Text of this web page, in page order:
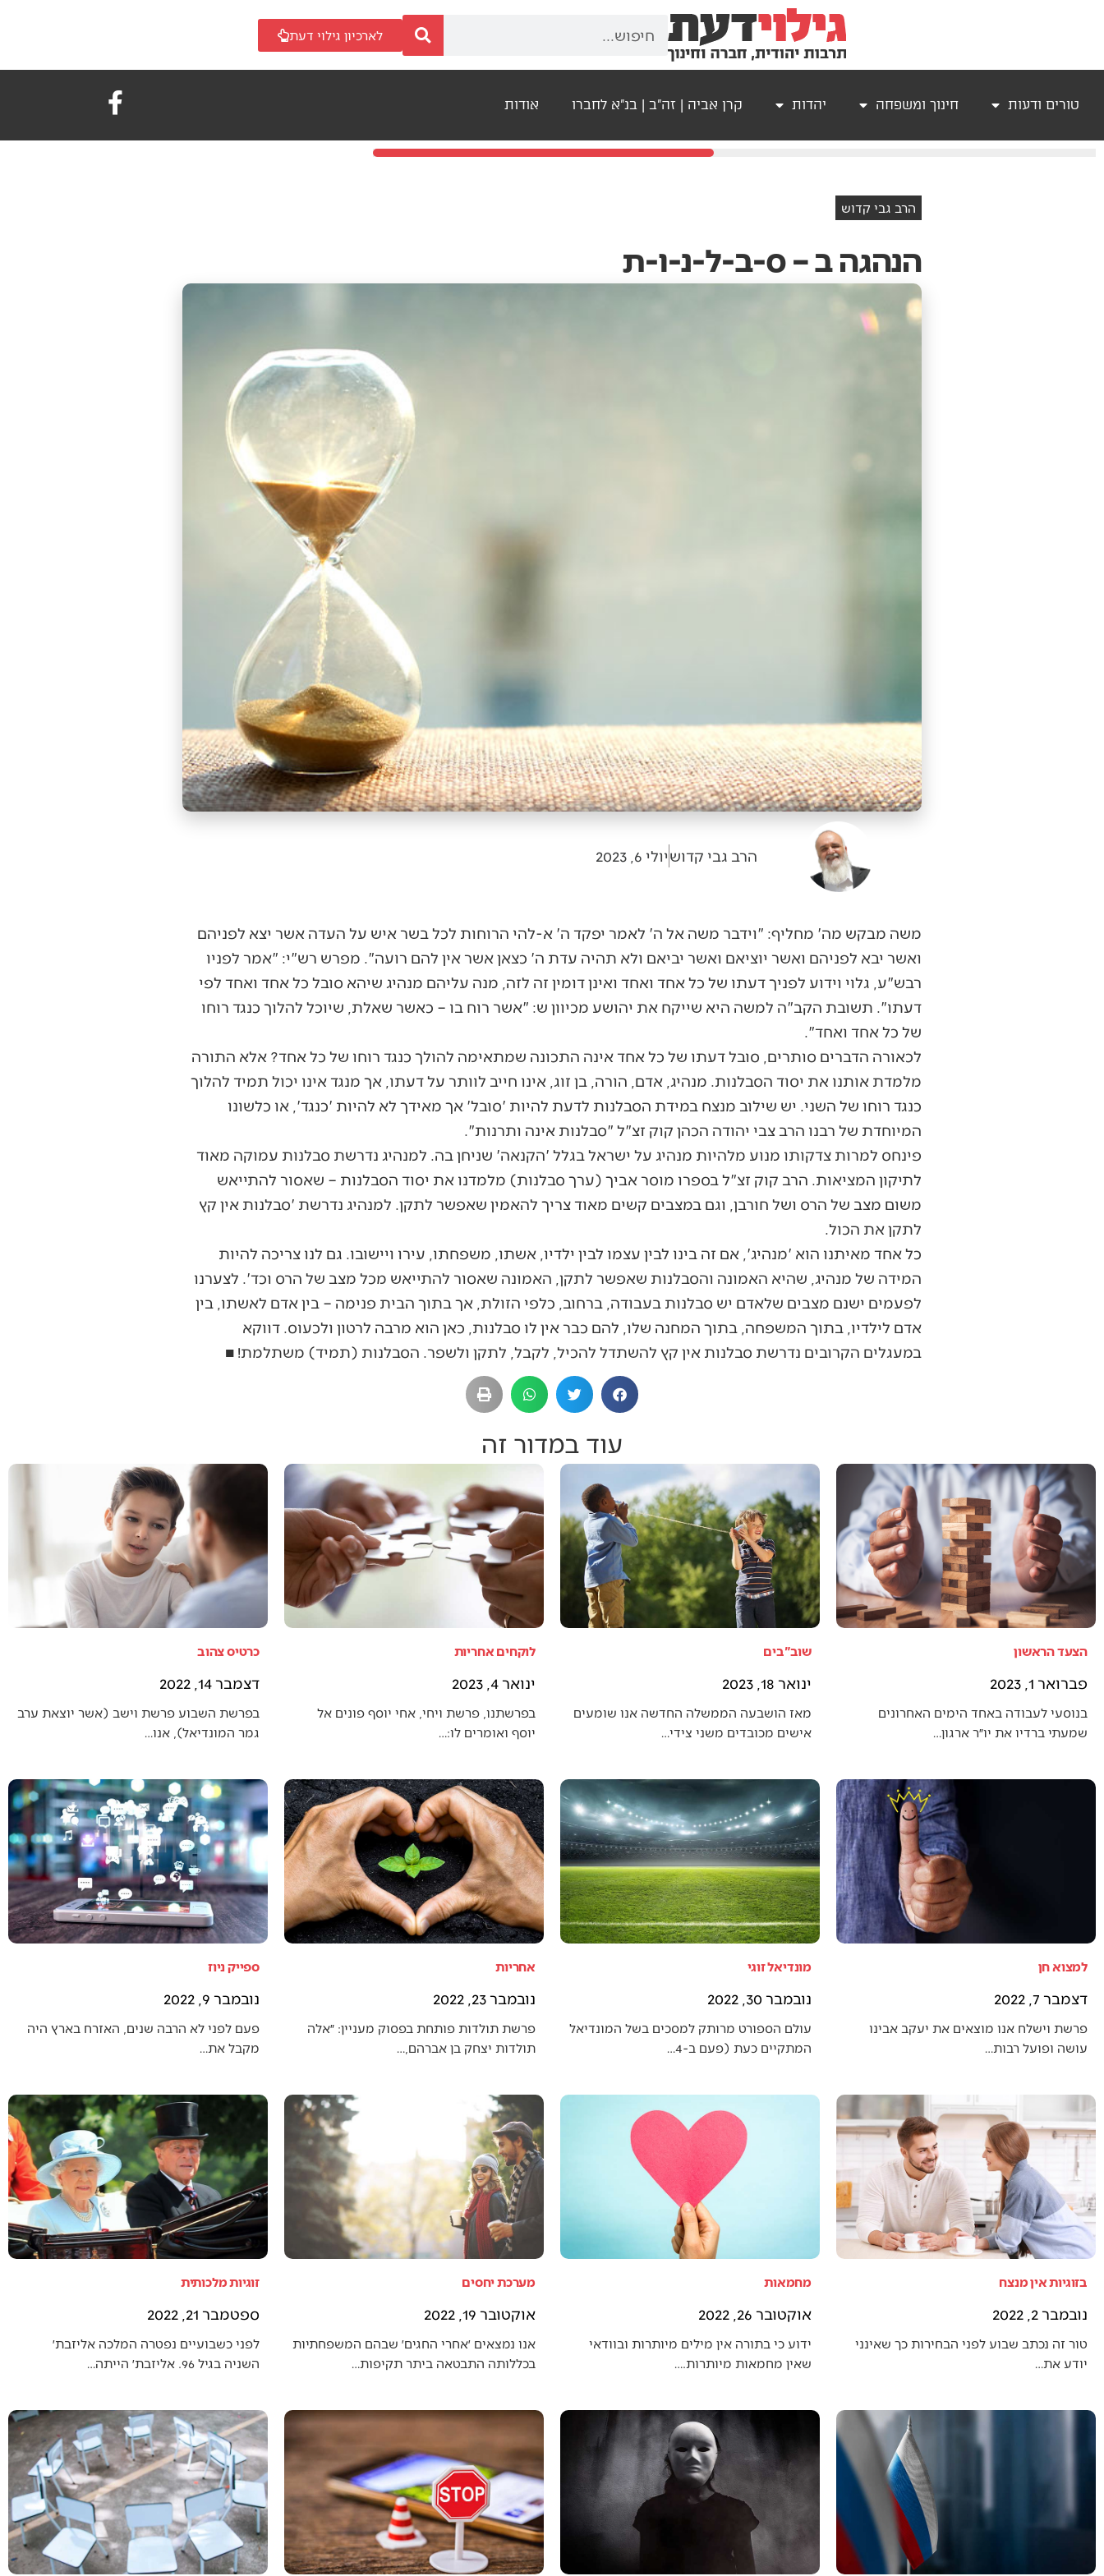
לארכיון גילוי דעת
טורים ודעות חינוך ומשפחה יהדות קרן אביה | זה"ב | בנ"א לחברו אודות
הרב גבי קדוש
הנהגה ב – ס-ב-ל-נ-ו-ת
הרב גבי קדושיולי 6, 2023
משה מבקש מה' מחליף: "וידבר משה אל ה' לאמר יפקד ה' א-להי הרוחות לכל בשר איש על העדה אשר יצא לפניהם
ואשר יבא לפניהם ואשר יוציאם ואשר יביאם ולא תהיה עדת ה' כצאן אשר אין להם רועה". מפרש רש"י: "אמר לפניו
רבש"ע, גלוי וידוע לפניך דעתו של כל אחד ואחד ואינן דומין זה לזה, מנה עליהם מנהיג שיהא סובל כל אחד ואחד לפי
דעתו". תשובת הקב"ה למשה היא שייקח את יהושע מכיוון ש: "אשר רוח בו – כאשר שאלת, שיוכל להלוך כנגד רוחו
של כל אחד ואחד".
לכאורה הדברים סותרים, סובל דעתו של כל אחד אינה התכונה שמתאימה להולך כנגד רוחו של כל אחד? אלא התורה
מלמדת אותנו את יסוד הסבלנות. מנהיג, אדם, הורה, בן זוג, אינו חייב לוותר על דעתו, אך מנגד אינו יכול תמיד להלוך
כנגד רוחו של השני. יש שילוב מנצח במידת הסבלנות לדעת להיות 'סובל' אך מאידך לא להיות 'כנגד', או כלשונו
המיוחדת של רבנו הרב צבי יהודה הכהן קוק זצ"ל "סבלנות אינה ותרנות".
פינחס למרות צדקותו מנוע מלהיות מנהיג על ישראל בגלל 'הקנאה' שניחן בה. למנהיג נדרשת סבלנות עמוקה מאוד
לתיקון המציאות. הרב קוק זצ"ל בספרו מוסר אביך (ערך סבלנות) מלמדנו את יסוד הסבלנות – שאסור להתייאש
משום מצב של הרס ושל חורבן, וגם במצבים קשים מאוד צריך להאמין שאפשר לתקן. למנהיג נדרשת 'סבלנות אין קץ
לתקן את הכול.
כל אחד מאיתנו הוא 'מנהיג', אם זה בינו לבין עצמו לבין ילדיו, אשתו, משפחתו, עירו ויישובו. גם לנו צריכה להיות
המידה של מנהיג, שהיא האמונה והסבלנות שאפשר לתקן, האמונה שאסור להתייאש מכל מצב של הרס וכד'. לצערנו
לפעמים ישנם מצבים שלאדם יש סבלנות בעבודה, ברחוב, כלפי הזולת, אך בתוך הבית פנימה – בין אדם לאשתו, בין
אדם לילדיו, בתוך המשפחה, בתוך המחנה שלו, להם כבר אין לו סבלנות, כאן הוא מרבה לרטון ולכעוס. דווקא
במעגלים הקרובים נדרשת סבלנות אין קץ להשתדל להכיל, לקבל, לתקן ולשפר. הסבלנות (תמיד) משתלמת! ■
עוד במדור זה
הצעד הראשון
פברואר 1, 2023
בנוסעי לעבודה באחד הימים האחרונים
שמעתי ברדיו את יו״ר ארגון…
שוב"בים
ינואר 18, 2023
מאז הושבעה הממשלה החדשה אנו שומעים
אישים מכובדים משני צידי…
לוקחים אחריות
ינואר 4, 2023
בפרשתנו, פרשת ויחי, אחי יוסף פונים אל
יוסף ואומרים לו:…
כרטיס צהוב
דצמבר 14, 2022
בפרשת השבוע פרשת וישב (אשר יוצאת ערב
גמר המונדיאל), אנו…
למצוא חן
דצמבר 7, 2022
פרשת וישלח אנו מוצאים את יעקב אבינו
עושה ופועל רבות…
מונדיאל זוגי
נובמבר 30, 2022
עולם הספורט מרותק למסכים בשל המונדיאל
המתקיים כעת (פעם ב-4…
אחריות
נובמבר 23, 2022
פרשת תולדות פותחת בפסוק מעניין: ״אלה
תולדות יצחק בן אברהם,…
ספייק ניוז
נובמבר 9, 2022
פעם לפני לא הרבה שנים, האזרח בארץ היה
מקבל את…
בזוגיות אין מנצח
נובמבר 2, 2022
טור זה נכתב שבוע לפני הבחירות כך שאינני
יודע את…
מחמאות
אוקטובר 26, 2022
ידוע כי בתורה אין מילים מיותרות ובוודאי
שאין מחמאות מיותרות.…
מערכת יחסים
אוקטובר 19, 2022
אנו נמצאים ׳אחרי החגים׳ שבהם המשפחתיות
בכללותה התבטאה ביתר תקיפות…
זוגיות מלכותית
ספטמבר 21, 2022
לפני כשבועיים נפטרה המלכה אליזבת׳
השניה בגיל 96. אליזבת׳ הייתה…